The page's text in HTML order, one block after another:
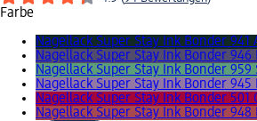
Farbe
Nagellack Super Stay Ink Bonder 941
Nagellack Super Stay Ink Bonder 946
Nagellack Super Stay Ink Bonder 959
Nagellack Super Stay Ink Bonder 945
Nagellack Super Stay Ink Bonder 501
Nagellack Super Stay Ink Bonder 948